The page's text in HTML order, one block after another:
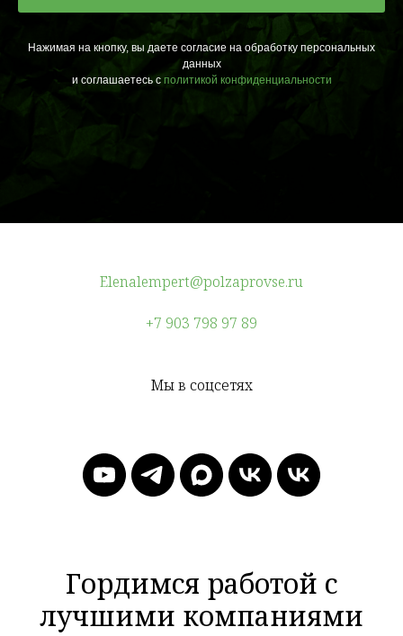
Нажимая на кнопку, вы даете согласие на обработку персональных
данных
и соглашаетесь c политикой конфиденциальности
Elenalempert@polzaprovse.ru
+7 903 798 97 89
Мы в соцсетях
Гордимся работой с
лучшими компаниями